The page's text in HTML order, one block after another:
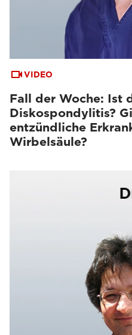
VIDEO
Fall der Woche: Ist
Diskospondylitis?
entzündliche
Wirbelsäule?